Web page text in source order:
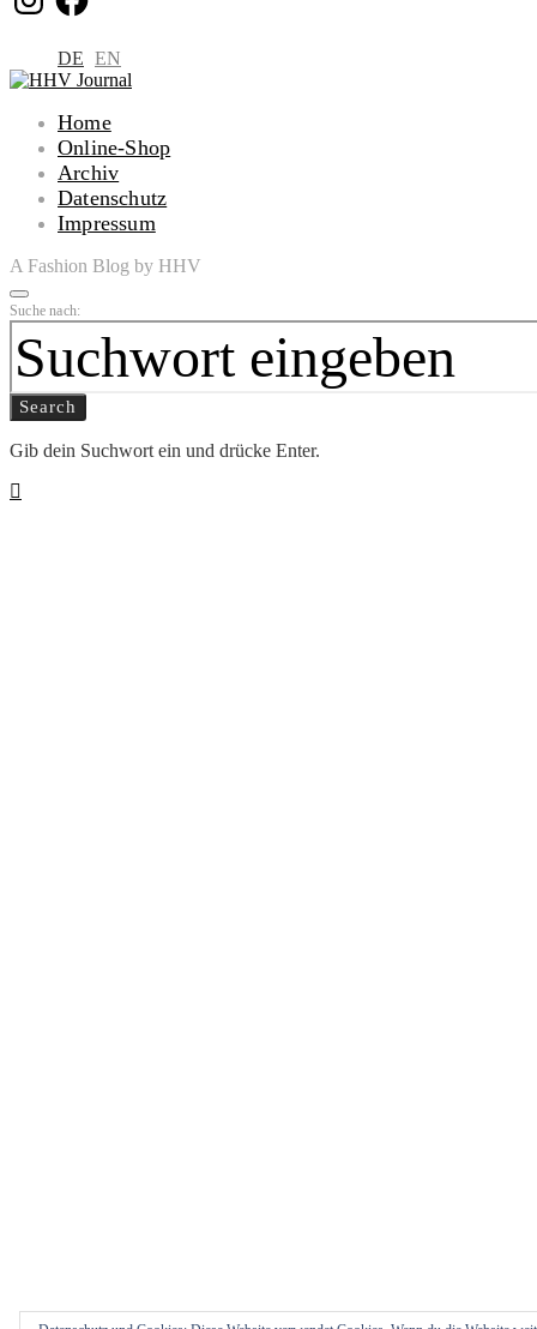
DE EN
Home
Online-Shop
Archiv
Datenschutz
Impressum
A Fashion Blog by HHV
Suche nach:
Search
Gib dein Suchwort ein und drücke Enter.